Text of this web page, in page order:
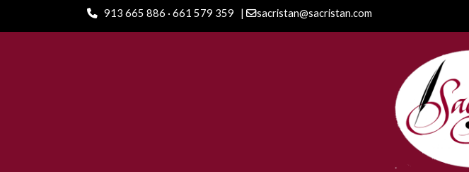
913 665 886 · 661 579 359 | sacristan@sacristan.com